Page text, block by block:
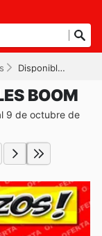
Disponible hasta el 09/10/2025
BOOM
9 de octubre de